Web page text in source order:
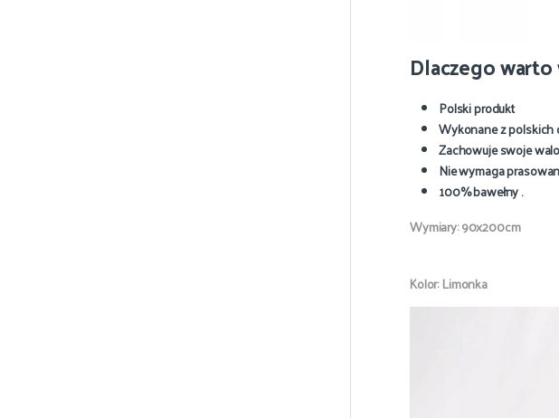
Dlaczego warto
Polski produkt
Wykonane z polskich
Zachowuje swoje
Nie wymaga
100% bawełny.
Wymiary: 90x200cm
Kolor: Limonka